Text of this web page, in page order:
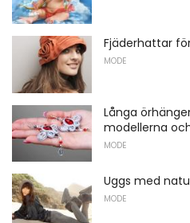
Fjäderhattar
MODE
Långa
modellerna
MODE
Uggs med
MODE